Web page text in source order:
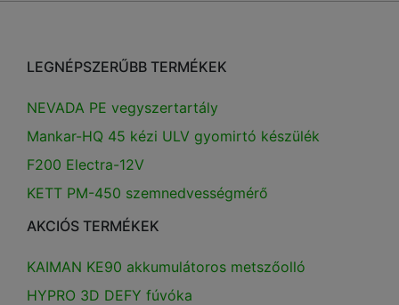
LEGNÉPSZERŰBB TERMÉKEK
NEVADA PE vegyszertartály
Mankar-HQ 45 kézi ULV gyomirtó készülék
F200 Electra-12V
KETT PM-450 szemnedvességmérő
AKCIÓS TERMÉKEK
KAIMAN KE90 akkumulátoros metszőolló
HYPRO 3D DEFY fúvóka